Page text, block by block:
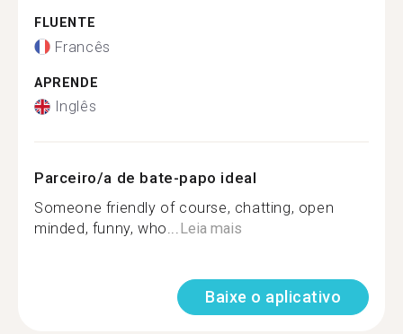
FLUENTE
Francês
APRENDE
Inglês
Parceiro/a de bate-papo ideal
Someone friendly of course, chatting, open
minded, funny, who...Leia mais
Baixe o aplicativo